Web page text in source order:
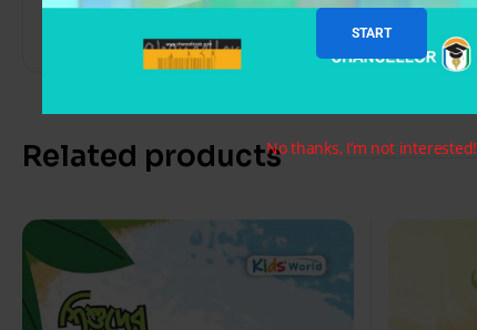
Related products
START
No thanks, I’m not interested!